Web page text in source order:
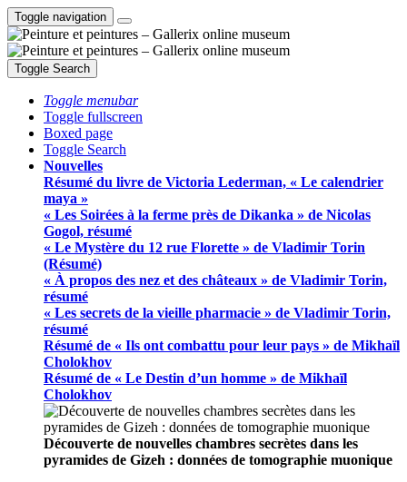
Toggle navigation
Toggle Search
Toggle menubar
Toggle fullscreen
Boxed page
Toggle Search
Nouvelles
Résumé du livre de Victoria Lederman, « Le calendrier
maya »
« Les Soirées à la ferme près de Dikanka » de Nicolas
Gogol, résumé
« Le Mystère du 12 rue Florette » de Vladimir Torin
(Résumé)
« À propos des nez et des châteaux » de Vladimir Torin,
résumé
« Les secrets de la vieille pharmacie » de Vladimir Torin,
résumé
Résumé de « Ils ont combattu pour leur pays » de Mikhaïl
Cholokhov
Résumé de « Le Destin d’un homme » de Mikhaïl
Cholokhov
Découverte de nouvelles chambres secrètes dans les
pyramides de Gizeh : données de tomographie muonique